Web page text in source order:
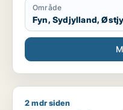
Område
Fyn, Sydjylland,
Jeg søger job som
2 mdr siden